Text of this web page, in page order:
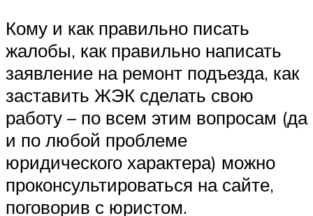
Кому и как правильно писать
жалобы, как правильно написать
заявление на ремонт подъезда, как
заставить ЖЭК сделать свою
работу – по всем этим вопросам (да
и по любой проблеме
юридического характера) можно
проконсультироваться на сайте,
поговорив с юристом.